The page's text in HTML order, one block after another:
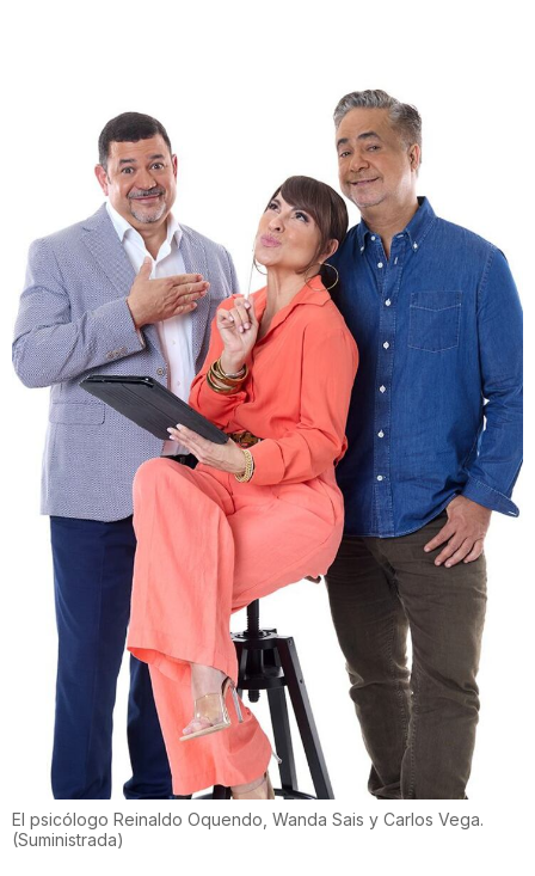
El psicólogo Reinaldo Oquendo, Wanda Sais y Carlos Vega.
(Suministrada)